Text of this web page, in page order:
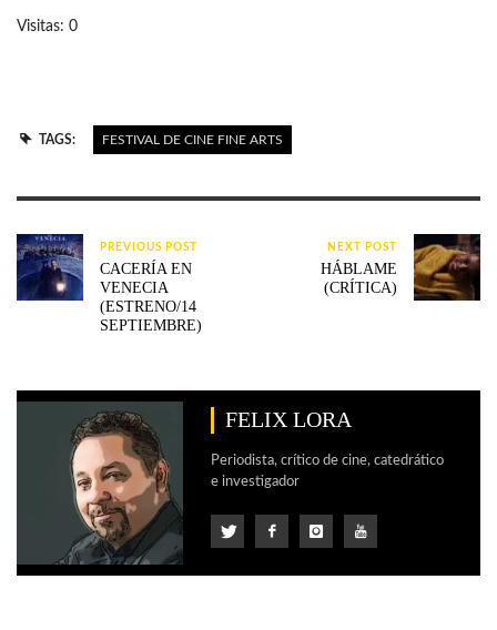
Visitas: 0
TAGS: FESTIVAL DE CINE FINE ARTS
PREVIOUS POST
CACERÍA EN
VENECIA
(ESTRENO/14
SEPTIEMBRE)
NEXT POST
HÁBLAME
(CRÍTICA)
FELIX LORA
Periodista, crítico de cine, catedrático
e investigador